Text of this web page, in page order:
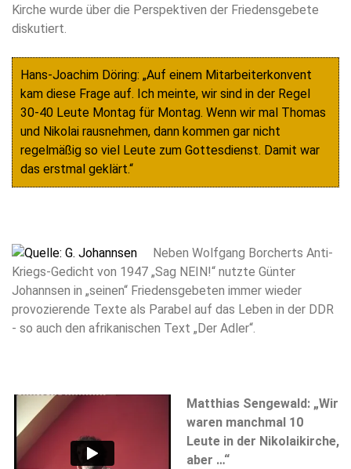
Kirche wurde über die Perspektiven der Friedensgebete
diskutiert.
Hans-Joachim Döring: „Auf einem Mitarbeiterkonvent
kam diese Frage auf. Ich meinte, wir sind in der Regel
30-40 Leute Montag für Montag. Wenn wir mal Thomas
und Nikolai rausnehmen, dann kommen gar nicht
regelmäßig so viel Leute zum Gottesdienst. Damit war
das erstmal geklärt.“
Neben Wolfgang Borcherts Anti-
Kriegs-Gedicht von 1947 „Sag NEIN!“ nutzte Günter
Johannsen in „seinen“ Friedensgebeten immer wieder
provozierende Texte als Parabel auf das Leben in der DDR
- so auch den afrikanischen Text „Der Adler“.
Matthias Sengewald: „Wir
waren manchmal 10
Leute in der Nikolaikirche,
aber …“